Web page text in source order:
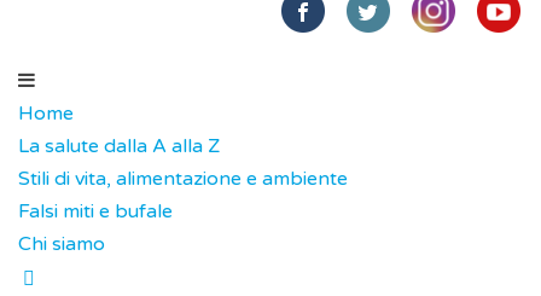
Home
La salute dalla A alla Z
Stili di vita, alimentazione e ambiente
Falsi miti e bufale
Chi siamo